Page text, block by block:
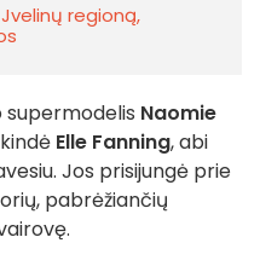
regioną,
supermodelis Naomie
Elle Fanning, abi
Jos prisijungė prie
pabrėžiančių